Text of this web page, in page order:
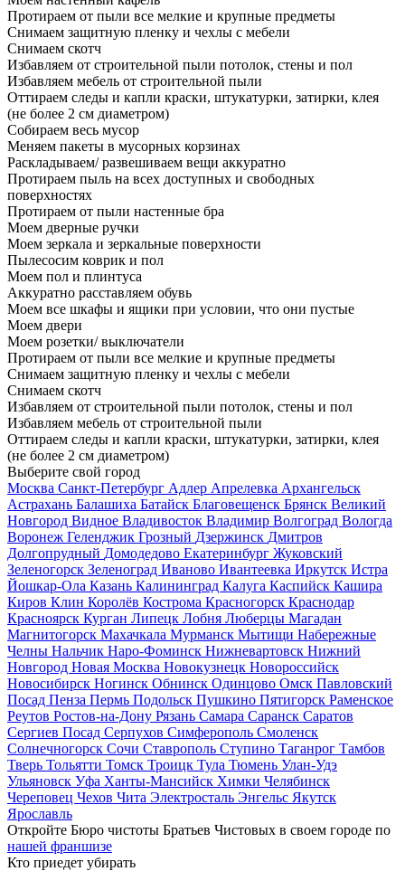
Протираем от пыли все мелкие и крупные предметы
Снимаем защитную пленку и чехлы с мебели
Снимаем скотч
Избавляем от строительной пыли потолок, стены и пол
Избавляем мебель от строительной пыли
Оттираем следы и капли краски, штукатурки, затирки, клея
(не более 2 см диаметром)
Собираем весь мусор
Меняем пакеты в мусорных корзинах
Раскладываем/ развешиваем вещи аккуратно
Протираем пыль на всех доступных и свободных
поверхностях
Протираем от пыли настенные бра
Моем дверные ручки
Моем зеркала и зеркальные поверхности
Пылесосим коврик и пол
Моем пол и плинтуса
Аккуратно расставляем обувь
Моем все шкафы и ящики при условии, что они пустые
Моем двери
Моем розетки/ выключатели
Протираем от пыли все мелкие и крупные предметы
Снимаем защитную пленку и чехлы с мебели
Снимаем скотч
Избавляем от строительной пыли потолок, стены и пол
Избавляем мебель от строительной пыли
Оттираем следы и капли краски, штукатурки, затирки, клея
(не более 2 см диаметром)
Выберите свой город
Москва Санкт-Петербург Адлер Апрелевка Архангельск
Астрахань Балашиха Батайск Благовещенск Брянск Великий
Новгород Видное Владивосток Владимир Волгоград Вологда
Воронеж Геленджик Грозный Дзержинск Дмитров
Долгопрудный Домодедово Екатеринбург Жуковский
Зеленогорск Зеленоград Иваново Ивантеевка Иркутск Истра
Йошкар-Ола Казань Калининград Калуга Каспийск Кашира
Киров Клин Королёв Кострома Красногорск Краснодар
Красноярск Курган Липецк Лобня Люберцы Магадан
Магнитогорск Махачкала Мурманск Мытищи Набережные
Челны Нальчик Наро-Фоминск Нижневартовск Нижний
Новгород Новая Москва Новокузнецк Новороссийск
Новосибирск Ногинск Обнинск Одинцово Омск Павловский
Посад Пенза Пермь Подольск Пушкино Пятигорск Раменское
Реутов Ростов-на-Дону Рязань Самара Саранск Саратов
Сергиев Посад Серпухов Симферополь Смоленск
Солнечногорск Сочи Ставрополь Ступино Таганрог Тамбов
Тверь Тольятти Томск Троицк Тула Тюмень Улан-Удэ
Ульяновск Уфа Ханты-Мансийск Химки Челябинск
Череповец Чехов Чита Электросталь Энгельс Якутск
Ярославль
Откройте Бюро чистоты Братьев Чистовых в своем городе по
нашей франшизе
Кто приедет убирать